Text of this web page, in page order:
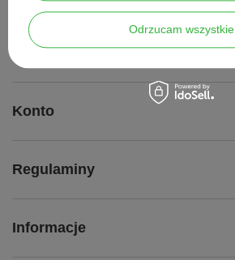
Chcę wymienić towar
Kontakt
Konto
Regulaminy
Informacje
Odrzucam wszystkie